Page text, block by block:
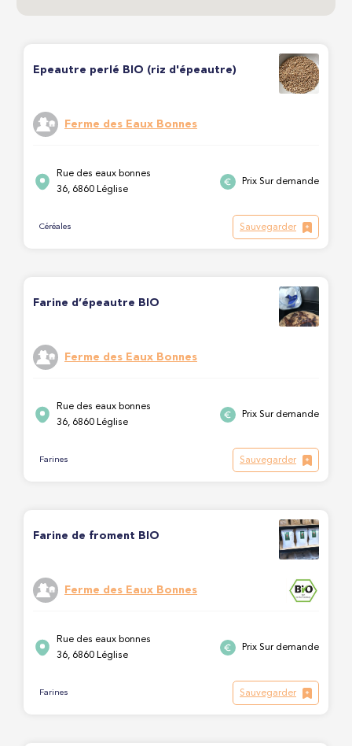
Epeautre perlé BIO (riz d'épeautre)
Ferme des Eaux Bonnes
Rue des eaux bonnes
36, 6860 Léglise
Prix Sur demande
Céréales Sauvegarder
Farine d’épeautre BIO
Ferme des Eaux Bonnes
Rue des eaux bonnes
36, 6860 Léglise
Prix Sur demande
Farines Sauvegarder
Farine de froment BIO
Ferme des Eaux Bonnes
Rue des eaux bonnes
36, 6860 Léglise
Prix Sur demande
Farines Sauvegarder